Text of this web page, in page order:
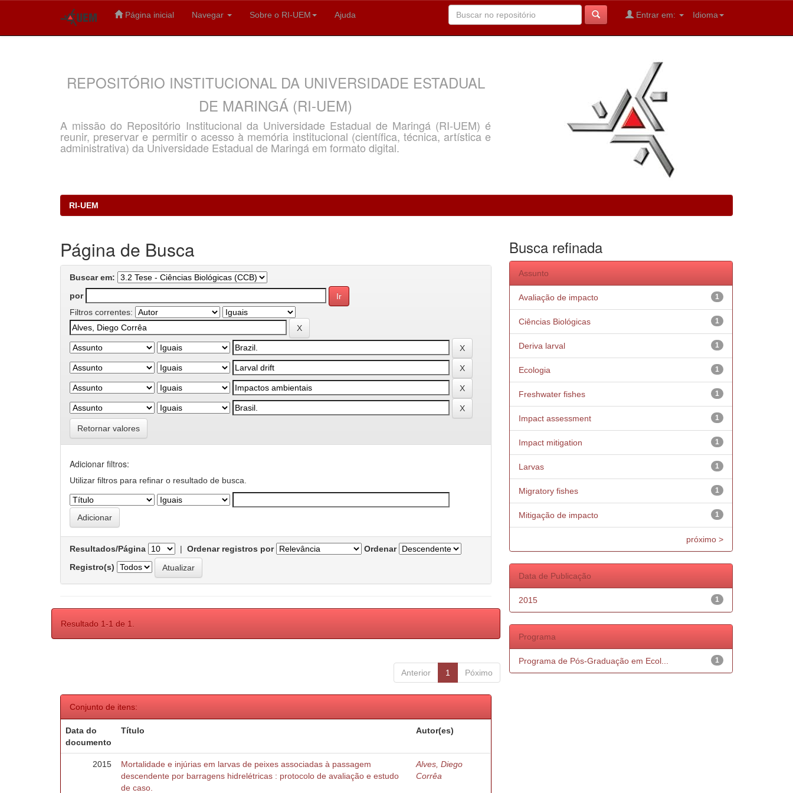
Página inicial Navegar Sobre o RI-UEM Ajuda Idioma
Entrar em:
REPOSITÓRIO INSTITUCIONAL DA UNIVERSIDADE ESTADUAL
DE MARINGÁ (RI-UEM)
A missão do Repositório Institucional da Universidade Estadual de Maringá (RI-UEM) é
reunir, preservar e permitir o acesso à memória institucional (científica, técnica, artística e
administrativa) da Universidade Estadual de Maringá em formato digital.
RI-UEM
Página de Busca
Buscar em:
por
Filtros correntes:
Retornar valores
Adicionar filtros:
Utilizar filtros para refinar o resultado de busca.
Resultados/Página | Ordenar registros por
Ordenar
Registro(s)
Resultado 1-1 de 1.
Anterior 1 Póximo
Conjunto de itens:
Data do
documento
Título Autor(es)
2015
Mortalidade e injúrias em larvas de peixes associadas à passagem
descendente por barragens hidrelétricas : protocolo de avaliação e estudo
de caso.
Alves, Diego
Corrêa
Busca refinada
Assunto
1
Avaliação de impacto
1
Ciências Biológicas
1
Deriva larval
1
Ecologia
1
Freshwater fishes
1
Impact assessment
1
Impact mitigation
1
Larvas
1
Migratory fishes
1
Mitigação de impacto
próximo >
Data de Publicação
1
2015
Programa
1
Programa de Pós-Graduação em Ecol...